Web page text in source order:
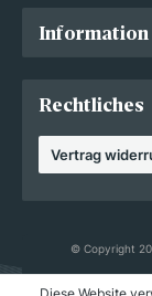
Information
Rechtliches
Vertrag
© Copyright